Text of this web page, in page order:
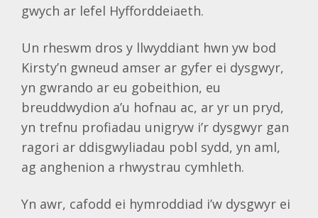
gwych ar lefel Hyfforddeiaeth.
Un rheswm dros y llwyddiant hwn yw bod
Kirsty’n gwneud amser ar gyfer ei dysgwyr,
yn gwrando ar eu gobeithion, eu
breuddwydion a’u hofnau ac, ar yr un pryd,
yn trefnu profiadau unigryw i’r dysgwyr gan
ragori ar ddisgwyliadau pobl sydd, yn aml,
ag anghenion a rhwystrau cymhleth.
Yn awr, cafodd ei hymroddiad i’w dysgwyr ei